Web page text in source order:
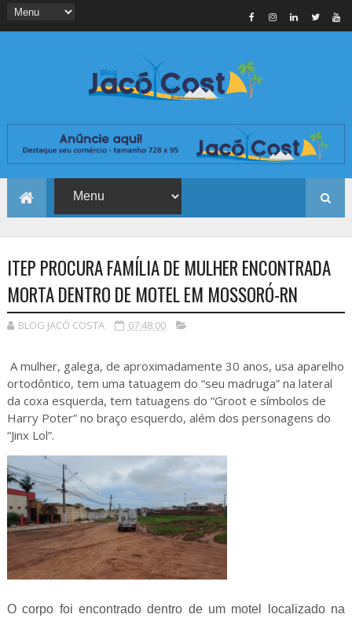
ITEP PROCURA FAMÍLIA DE MULHER ENCONTRADA
MORTA DENTRO DE MOTEL EM MOSSORÓ-RN
BLOG JACÓ COSTA 07:48:00
A mulher, galega, de aproximadamente 30 anos, usa aparelho
ortodôntico, tem uma tatuagem do “seu madruga” na lateral
da coxa esquerda, tem tatuagens do “Groot e símbolos de
Harry Poter” no braço esquerdo, além dos personagens do
“Jinx Lol”.
O corpo foi encontrado dentro de um motel localizado na